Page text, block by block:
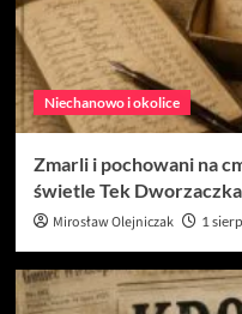
Niechanowo i okolice
Zmarli i pochowani na
świetle Tek Dworzaczka
Mirosław Olejniczak 1